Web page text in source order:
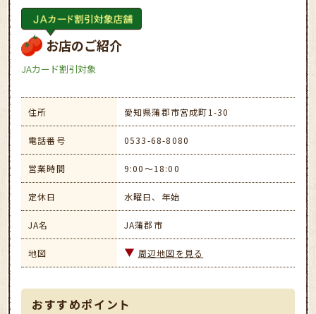
お店のご紹介
JAカード割引対象
住所 愛知県蒲郡市宮成町1-30
電話番号 0533-68-8080
営業時間 9:00～18:00
定休日 水曜日、年始
JA名 JA蒲郡市
地図 周辺地図を見る
おすすめポイント